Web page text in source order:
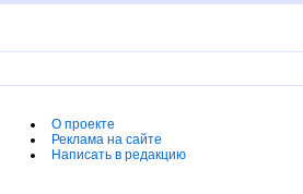
О проекте
Реклама на сайте
Написать в редакцию